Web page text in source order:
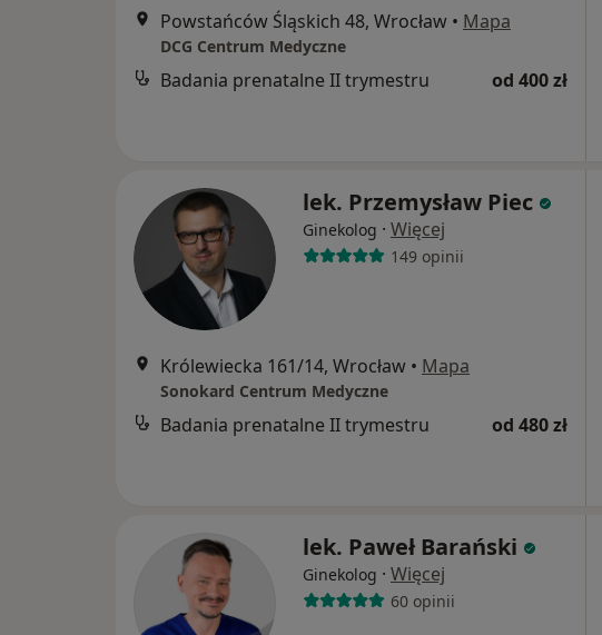
Powstańców Śląskich 48, Wrocław • Mapa
DCG Centrum Medyczne
Badania prenatalne II trymestru od 400 zł
lek. Przemysław Piec
Ginekolog · Więcej
149 opinii
Królewiecka 161/14, Wrocław • Mapa
Sonokard Centrum Medyczne
Badania prenatalne II trymestru od 480 zł
lek. Paweł Barański
Ginekolog · Więcej
60 opinii